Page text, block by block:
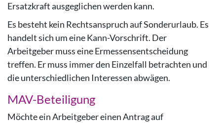
Ersatzkraft ausgeglichen werden kann.
Es besteht kein Rechtsanspruch auf Sonderurlaub. Es
handelt sich um eine Kann-Vorschrift. Der
Arbeitgeber muss eine Ermessensentscheidung
treffen. Er muss immer den Einzelfall betrachten und
die unterschiedlichen Interessen abwägen.
MAV-Beteiligung
Möchte ein Arbeitgeber einen Antrag auf